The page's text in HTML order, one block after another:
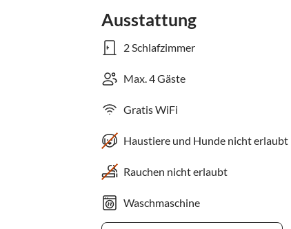
Ausstattung
2 Schlafzimmer
Max. 4 Gäste
Gratis WiFi
Haustiere und Hunde nicht erlaubt
Rauchen nicht erlaubt
Waschmaschine